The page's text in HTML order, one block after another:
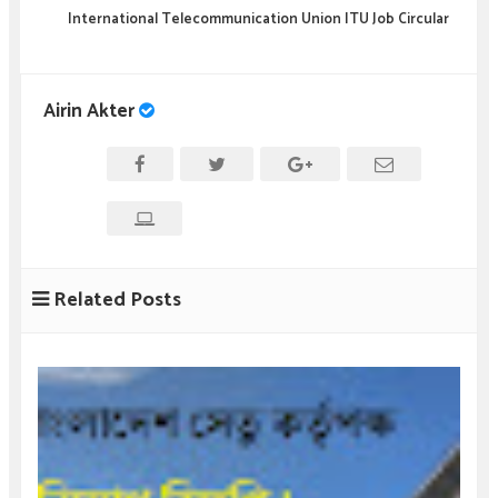
International Telecommunication Union ITU Job Circular
Airin Akter
Related Posts